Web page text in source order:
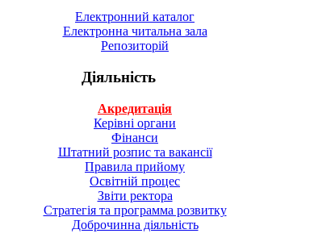
Електронний каталог
Електронна читальна зала
Репозиторій
Діяльність
Акредитація
Керівні органи
Фінанси
Штатний розпис та вакансії
Правила прийому
Освітній процес
Звіти ректора
Стратегія та программа розвитку
Доброчинна діяльність